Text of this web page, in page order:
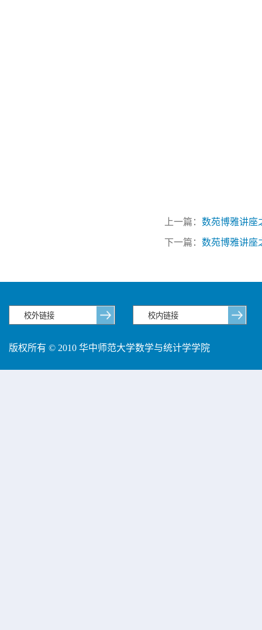
上一篇： 数苑博雅讲座
下一篇： 数苑博雅讲座
版权所有 © 2010 华中师范大学数学与统计学学院